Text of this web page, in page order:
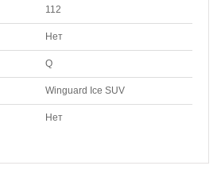
112
Нет
Q
Winguard Ice SUV
Нет